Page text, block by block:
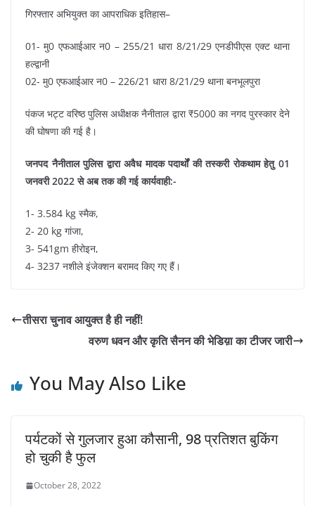
गिरफ्तार अभियुक्त का आपराधिक इतिहास–
01- मु0 एफआईआर न0 – 255/21 धारा 8/21/29 एनडीपीएस एक्ट थाना
हल्द्वानी
02- मु0 एफआईआर न0 – 226/21 धारा 8/21/29 थाना बनभूलपुरा
पंकज भट्ट वरिष्ठ पुलिस अधीक्षक नैनीताल द्वारा ₹5000 का नगद पुरस्कार देने
की घोषणा की गई है।
जनपद नैनीताल पुलिस द्वारा अवैध मादक पदार्थों की तस्करी रोकथाम हेतु 01
जनवरी 2022 से अब तक की गई कार्यवाही:-
1- 3.584 kg स्मैक,
2- 20 kg गांजा,
3- 541gm हीरोइन,
4- 3237 नशीले इंजेक्शन बरामद किए गए हैं।
तीसरा चुनाव आयुक्त है ही नहीं!
वरुण धवन और कृति सैनन की भेडिय़ा का टीजर जारी
You May Also Like
पर्यटकों से गुलजार हुआ कौसानी, 98 प्रतिशत बुकिंग
हो चुकी है फुल
October 28, 2022